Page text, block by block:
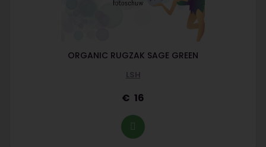
ORGANIC RUGZAK SAGE GREEN
LSH
16